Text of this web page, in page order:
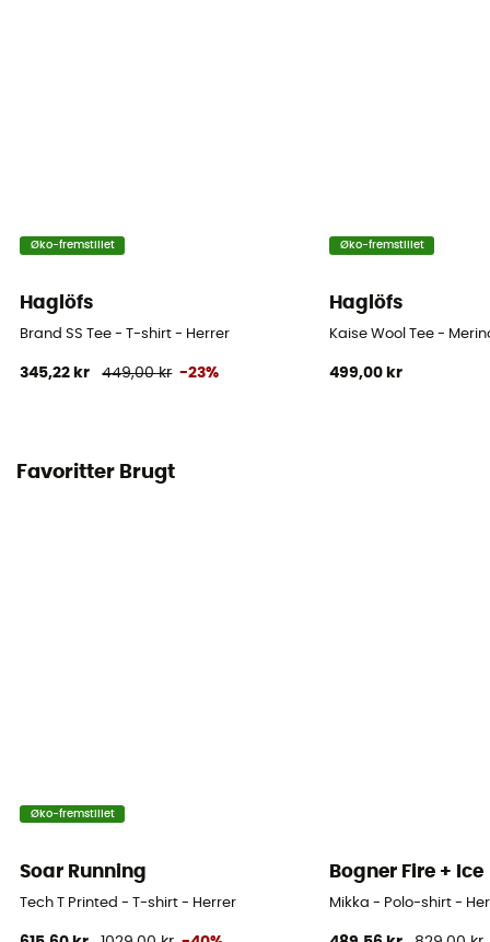
Øko-fremstillet
Haglöfs
Brand SS Tee - T-shirt - Herrer
345,22 kr 449,00 kr -23%
Øko-fremstillet
Haglöfs
Kaise Wool Tee -
499,00 kr
Favoritter Brugt
Øko-fremstillet
Soar Running
Tech T Printed - T-shirt - Herrer
Bogner Fire + Ice
Mikka - Polo-shirt -